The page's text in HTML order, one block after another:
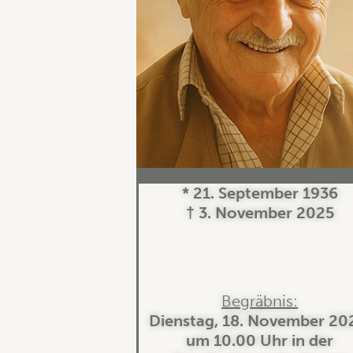
* 21. September 1936
† 3. November 2025
Begräbnis:
Dienstag, 18. November
um 10.00 Uhr in der